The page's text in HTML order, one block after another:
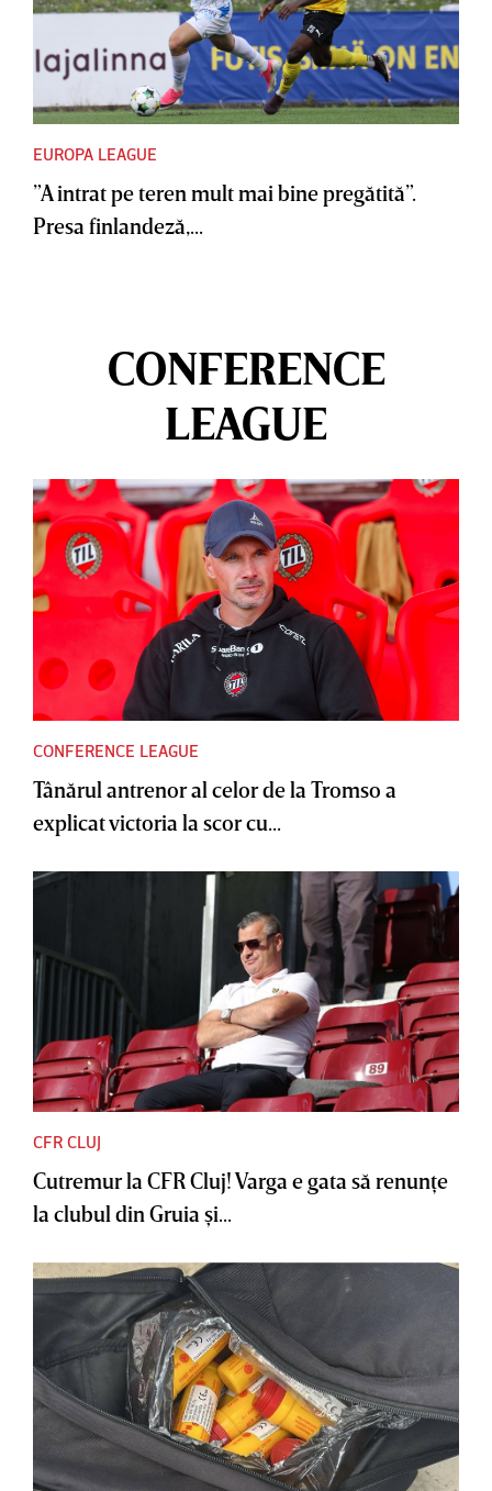
EUROPA LEAGUE
”A intrat pe teren mult mai bine pregătită”.
Presa finlandeză,...
CONFERENCE
LEAGUE
CONFERENCE LEAGUE
Tânărul antrenor al celor de la Tromso a
explicat victoria la scor cu...
CFR CLUJ
Cutremur la CFR Cluj! Varga e gata să renunţe
la clubul din Gruia şi...